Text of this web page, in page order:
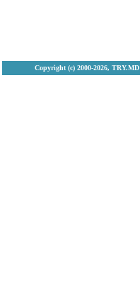
Copyright (с) 2000-2026, TRY.MD